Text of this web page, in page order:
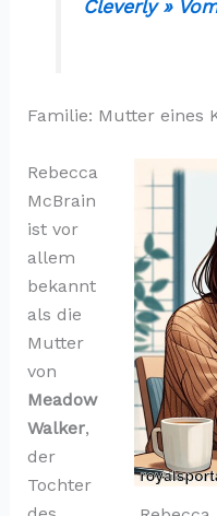
Cleverly »
Familie: Mutter eines
Rebecca
McBrain
ist vor
allem
bekannt
als die
Mutter
von
Meadow
Walker,
der
Tochter